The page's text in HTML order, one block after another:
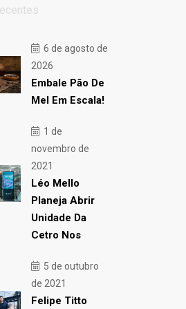
6 de agosto de
2026
Embale Pão De
Mel Em Escala!
1 de
novembro de
2021
Léo Mello
Planeja Abrir
Unidade Da
Cetro Nos
5 de outubro
de 2021
Felipe Titto